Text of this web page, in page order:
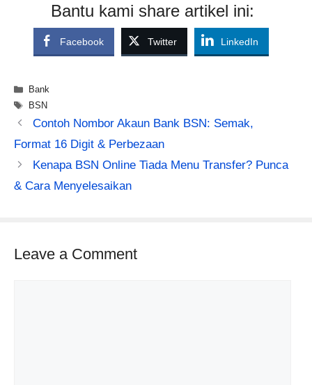
Bantu kami share artikel ini:
Facebook Twitter LinkedIn
Categories
Bank
Tags
BSN
Contoh Nombor Akaun Bank BSN: Semak,
Format 16 Digit & Perbezaan
Kenapa BSN Online Tiada Menu Transfer? Punca
& Cara Menyelesaikan
Leave a Comment